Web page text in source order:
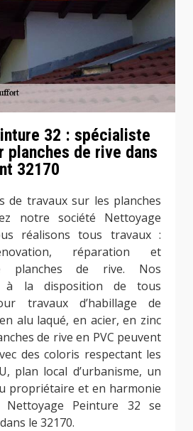
32 : spécialiste
planches de rive dans
32170
de travaux sur les planches
notre société Nettoyage
réalisons tous travaux :
réparation et
planches de rive. Nos
à la disposition de tous
travaux d’habillage de
alu laqué, en acier, en zinc
de rive en PVC peuvent
des coloris respectant les
plan local d’urbanisme, un
propriétaire et en harmonie
Nettoyage Peinture 32 se
le 32170.